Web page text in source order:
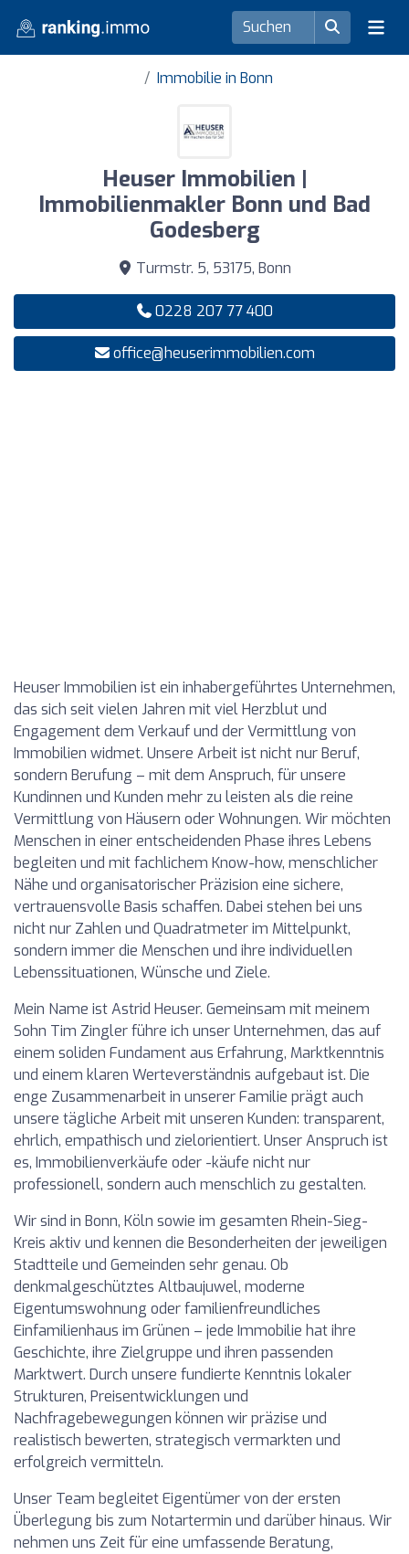
Immobilie in Bonn
Heuser Immobilien |
Immobilienmakler Bonn und Bad
Godesberg
Turmstr. 5, 53175, Bonn
0228 207 77 400
office@heuserimmobilien.com
Heuser Immobilien ist ein inhabergeführtes Unternehmen,
das sich seit vielen Jahren mit viel Herzblut und
Engagement dem Verkauf und der Vermittlung von
Immobilien widmet. Unsere Arbeit ist nicht nur Beruf,
sondern Berufung – mit dem Anspruch, für unsere
Kundinnen und Kunden mehr zu leisten als die reine
Vermittlung von Häusern oder Wohnungen. Wir möchten
Menschen in einer entscheidenden Phase ihres Lebens
begleiten und mit fachlichem Know-how, menschlicher
Nähe und organisatorischer Präzision eine sichere,
vertrauensvolle Basis schaffen. Dabei stehen bei uns
nicht nur Zahlen und Quadratmeter im Mittelpunkt,
sondern immer die Menschen und ihre individuellen
Lebenssituationen, Wünsche und Ziele.
Mein Name ist Astrid Heuser. Gemeinsam mit meinem
Sohn Tim Zingler führe ich unser Unternehmen, das auf
einem soliden Fundament aus Erfahrung, Marktkenntnis
und einem klaren Werteverständnis aufgebaut ist. Die
enge Zusammenarbeit in unserer Familie prägt auch
unsere tägliche Arbeit mit unseren Kunden: transparent,
ehrlich, empathisch und zielorientiert. Unser Anspruch ist
es, Immobilienverkäufe oder -käufe nicht nur
professionell, sondern auch menschlich zu gestalten.
Wir sind in Bonn, Köln sowie im gesamten Rhein-Sieg-
Kreis aktiv und kennen die Besonderheiten der jeweiligen
Stadtteile und Gemeinden sehr genau. Ob
denkmalgeschütztes Altbaujuwel, moderne
Eigentumswohnung oder familienfreundliches
Einfamilienhaus im Grünen – jede Immobilie hat ihre
Geschichte, ihre Zielgruppe und ihren passenden
Marktwert. Durch unsere fundierte Kenntnis lokaler
Strukturen, Preisentwicklungen und
Nachfragebewegungen können wir präzise und
realistisch bewerten, strategisch vermarkten und
erfolgreich vermitteln.
Unser Team begleitet Eigentümer von der ersten
Überlegung bis zum Notartermin und darüber hinaus. Wir
nehmen uns Zeit für eine umfassende Beratung,